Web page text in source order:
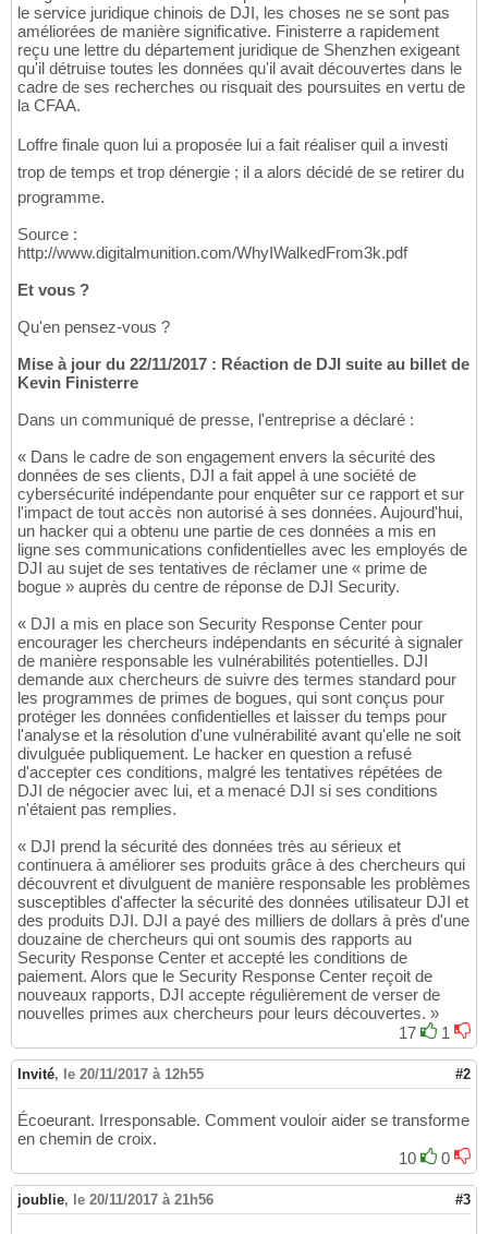
le service juridique chinois de DJI, les choses ne se sont pas
améliorées de manière significative. Finisterre a rapidement
reçu une lettre du département juridique de Shenzhen exigeant
qu'il détruise toutes les données qu'il avait découvertes dans le
cadre de ses recherches ou risquait des poursuites en vertu de
la CFAA.
Loffre finale quon lui a proposée lui a fait réaliser quil a investi
trop de temps et trop dénergie ; il a alors décidé de se retirer du
programme.
Source :
http://www.digitalmunition.com/WhyIWalkedFrom3k.pdf
Et vous ?
Qu'en pensez-vous ?
Mise à jour du 22/11/2017 : Réaction de DJI suite au billet de
Kevin Finisterre
Dans un communiqué de presse, l'entreprise a déclaré :
« Dans le cadre de son engagement envers la sécurité des
données de ses clients, DJI a fait appel à une société de
cybersécurité indépendante pour enquêter sur ce rapport et sur
l'impact de tout accès non autorisé à ses données. Aujourd'hui,
un hacker qui a obtenu une partie de ces données a mis en
ligne ses communications confidentielles avec les employés de
DJI au sujet de ses tentatives de réclamer une « prime de
bogue » auprès du centre de réponse de DJI Security.
« DJI a mis en place son Security Response Center pour
encourager les chercheurs indépendants en sécurité à signaler
de manière responsable les vulnérabilités potentielles. DJI
demande aux chercheurs de suivre des termes standard pour
les programmes de primes de bogues, qui sont conçus pour
protéger les données confidentielles et laisser du temps pour
l'analyse et la résolution d'une vulnérabilité avant qu'elle ne soit
divulguée publiquement. Le hacker en question a refusé
d'accepter ces conditions, malgré les tentatives répétées de
DJI de négocier avec lui, et a menacé DJI si ses conditions
n'étaient pas remplies.
« DJI prend la sécurité des données très au sérieux et
continuera à améliorer ses produits grâce à des chercheurs qui
découvrent et divulguent de manière responsable les problèmes
susceptibles d'affecter la sécurité des données utilisateur DJI et
des produits DJI. DJI a payé des milliers de dollars à près d'une
douzaine de chercheurs qui ont soumis des rapports au
Security Response Center et accepté les conditions de
paiement. Alors que le Security Response Center reçoit de
nouveaux rapports, DJI accepte régulièrement de verser de
nouvelles primes aux chercheurs pour leurs découvertes. »
17
1
Invité, le 20/11/2017 à 12h55 #2
Écoeurant. Irresponsable. Comment vouloir aider se transforme
en chemin de croix.
10
0
joublie, le 20/11/2017 à 21h56 #3